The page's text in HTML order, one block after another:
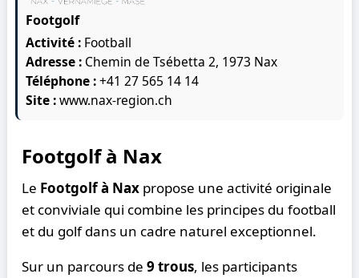
Footgolf
Activité : Football
Adresse : Chemin de Tsébetta 2, 1973 Nax
Téléphone :+41 27 565 14 14
Site :www.nax-region.ch
Footgolf à Nax
Le Footgolf à Nax propose une activité originale
et conviviale qui combine les principes du football
et du golf dans un cadre naturel exceptionnel.
Sur un parcours de9 trous, les participants